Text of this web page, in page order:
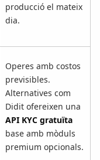
producció el mateix
dia.
Operes amb costos
previsibles.
Alternatives com
Didit ofereixen una
API KYC gratuïta
base amb mòduls
premium opcionals.